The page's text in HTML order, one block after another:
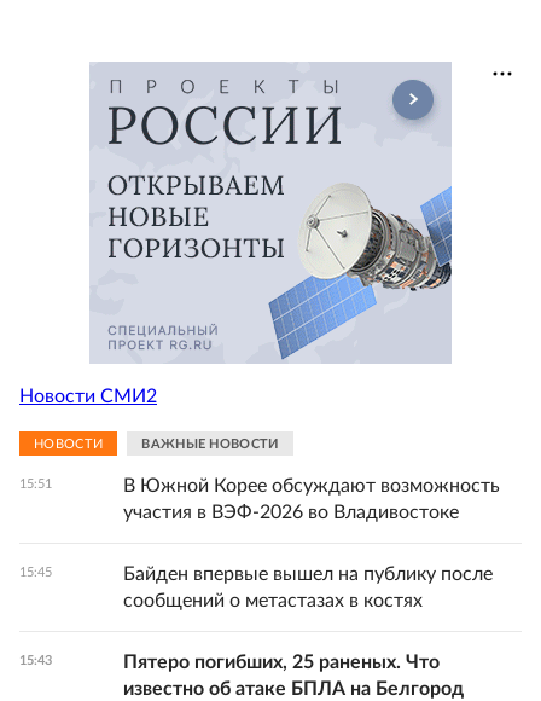
Новости СМИ2
НОВОСТИ ВАЖНЫЕ НОВОСТИ
15:51
В Южной Корее обсуждают возможность
участия в ВЭФ-2026 во Владивостоке
15:45
Байден впервые вышел на публику после
сообщений о метастазах в костях
15:43
Пятеро погибших, 25 раненых. Что
известно об атаке БПЛА на Белгород